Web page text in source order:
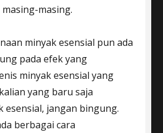
masing.
minyak esensial pun ada
pada efek yang
minyak esensial yang
yang baru saja
esensial, jangan bingung.
berbagai cara